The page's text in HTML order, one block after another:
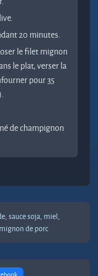
20 minutes.
le filet mignon
le plat, verser la
pour 35
de champignon
sauce soja, miel,
de porc